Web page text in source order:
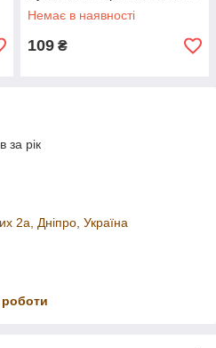
Немає в наявності
109 ₴
за рік
2а, Дніпро, Україна
роботи